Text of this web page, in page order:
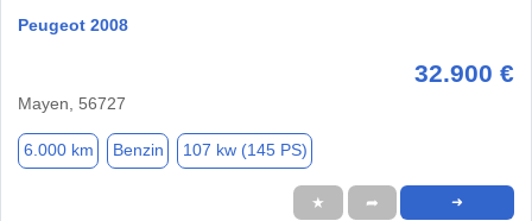
Peugeot 2008
32.900 €
Mayen, 56727
6.000 km Benzin 107 kw (145 PS)
★ ➦ ➜